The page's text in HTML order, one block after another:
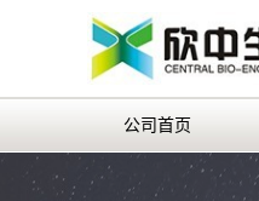
公司首页